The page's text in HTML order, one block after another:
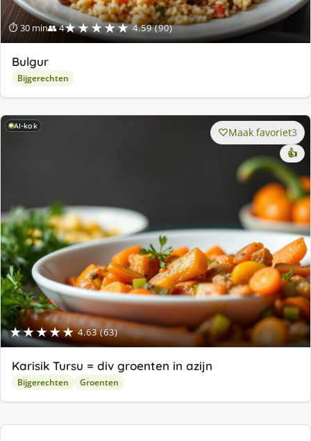
⏱ 30 min👥 4★★★★★ 4.59 (90)
Bulgur
Bijgerechten
AI-kok
★★★★★ 4.63 (63)
Maak favoriet3
👍
Karisik Tursu = div groenten in azijn
Bijgerechten Groenten